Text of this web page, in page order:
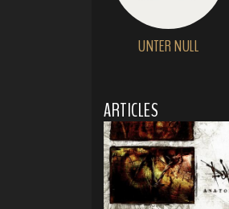
UNTER NULL
ARTICLES